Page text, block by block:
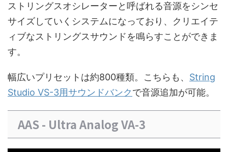
ストリングスオシレーターと呼ばれる音源をシンセ
サイズしていくシステムになっており、クリエイテ
ィブなストリングスサウンドを鳴らすことができま
す。
幅広いプリセットは約800種類。こちらも、 String
Studio VS-3用サウンドバンクで音源追加が可能。
AAS - Ultra Analog VA-3